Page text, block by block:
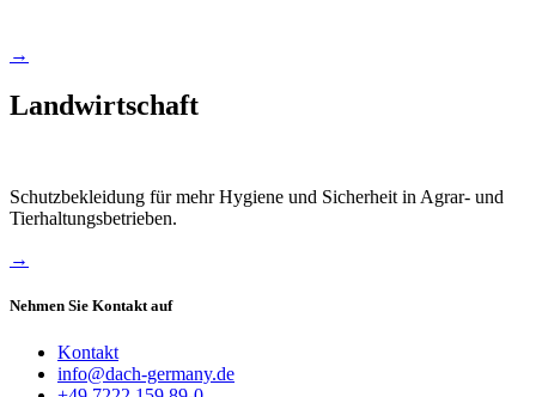
→
Landwirtschaft
Schutzbekleidung für mehr Hygiene und Sicherheit in Agrar- und
Tierhaltungsbetrieben.
→
Nehmen Sie Kontakt auf
Kontakt
info@dach-germany.de